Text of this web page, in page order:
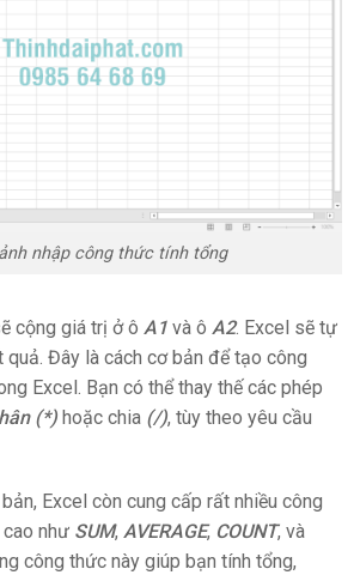
nhập công thức tính tổng
cộng giá trị ở ô A1và ô A2. Excel sẽ tự
quả. Đây là cách cơ bản để tạo công
Excel. Bạn có thể thay thế các phép
(*)hoặc chia (/), tùy theo yêu cầu
Excel còn cung cấp rất nhiều công
như SUM, AVERAGE, COUNT, và
công thức này giúp bạn tính tổng,